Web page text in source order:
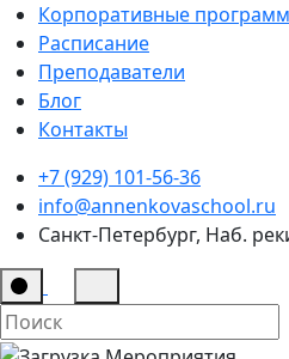
Корпоративные
Расписание
Преподаватели
Блог
Контакты
+7 (929) 101-56-36
info@annenkovaschool.ru
Санкт-Петербург, Наб.